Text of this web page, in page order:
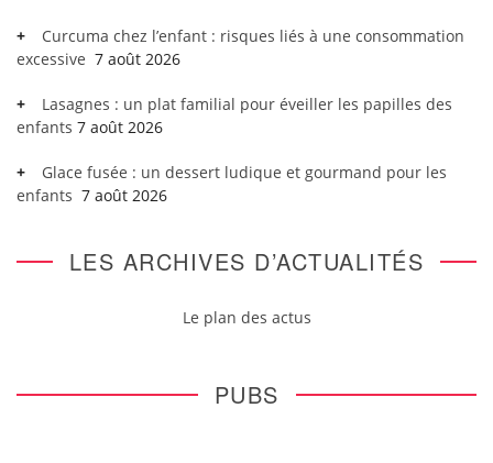
Curcuma chez l’enfant : risques liés à une consommation
excessive 7 août 2026
Lasagnes : un plat familial pour éveiller les papilles des
enfants 7 août 2026
Glace fusée : un dessert ludique et gourmand pour les
enfants 7 août 2026
LES ARCHIVES D’ACTUALITÉS
Le plan des actus
PUBS